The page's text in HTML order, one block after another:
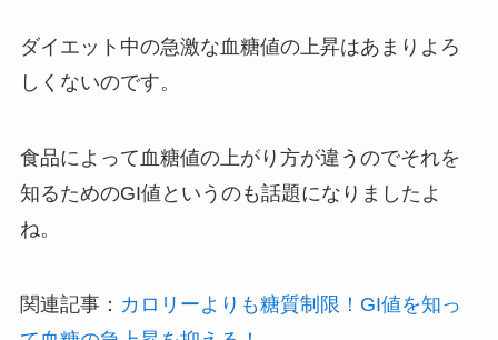
ダイエット中の急激な血糖値の上昇はあまりよろ
しくないのです。
食品によって血糖値の上がり方が違うのでそれを
知るためのGI値というのも話題になりましたよ
ね。
関連記事： カロリーよりも糖質制限！GI値を知っ